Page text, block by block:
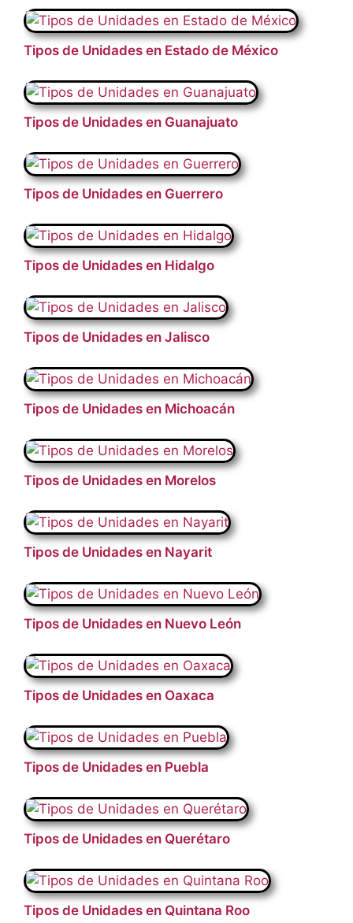
Tipos de Unidades en Estado de México
Tipos de Unidades en Guanajuato
Tipos de Unidades en Guerrero
Tipos de Unidades en Hidalgo
Tipos de Unidades en Jalisco
Tipos de Unidades en Michoacán
Tipos de Unidades en Morelos
Tipos de Unidades en Nayarit
Tipos de Unidades en Nuevo León
Tipos de Unidades en Oaxaca
Tipos de Unidades en Puebla
Tipos de Unidades en Querétaro
Tipos de Unidades en Quintana Roo